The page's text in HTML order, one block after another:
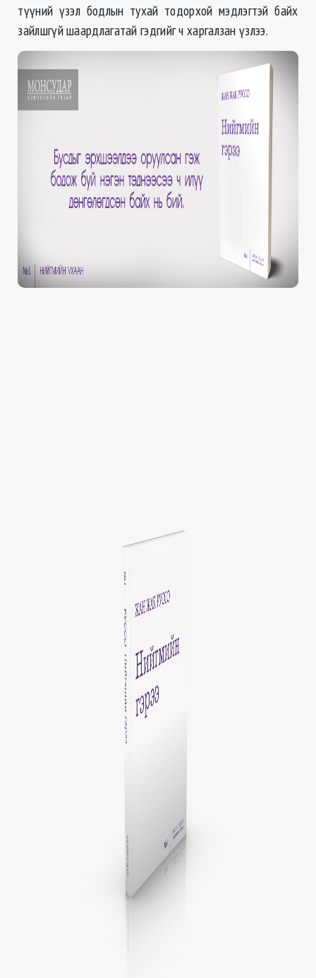
түүний үзэл бодлын тухай тодорхой мэдлэгтэй байх
зайлшгүй шаардлагатай гэдгийг ч харгалзан үзлээ.